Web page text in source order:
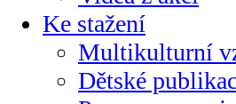
Ke stažení
Multikulturní
Dětské